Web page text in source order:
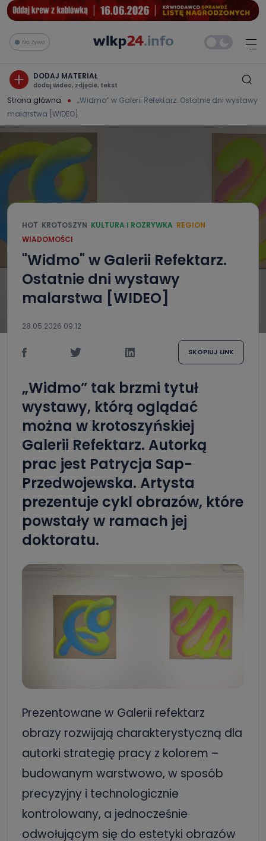
Na żywo
DODAJ MATERIAŁ
dodaj wideo, zdjęcie, tekst
Strona główna
„Widmo” w Galerii Refektarz. Ostatnie dni wystawy
malarstwa [WIDEO]
HOT KROTOSZYN KULTURA I ROZRYWKA REGION
WIADOMOŚCI
"Widmo" w Galerii Refektarz.
Ostatnie dni wystawy
malarstwa [WIDEO]
28.05.2026 09:12
SKOPIUJ LINK
„Widmo” tak brzmi tytuł
wystawy, którą oglądać
można w krotoszyńskiej
Galerii Refektarz. Autorką
prac jest Patrycja Sap-
Przedwojewska. Artysta
prezentuje cykl obrazów, które
powstały w ramach jej
doktoratu.
Prezentowane w Galerii refektarz
obrazy rozwijają charakterystyczną dla
autorki strategię pracy z kolorem –
budowanym warstwowo, w sposób
precyzyjny i technologicznie
kontrolowany, a jednocześnie
odwołującym się do estetyki obrazów